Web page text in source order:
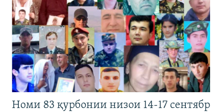
Номи 83 қурбонии низои 14-17 сентябр